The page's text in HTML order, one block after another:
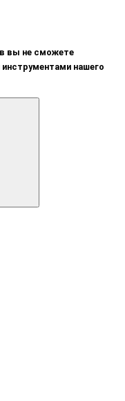
вы не сможете
нашего